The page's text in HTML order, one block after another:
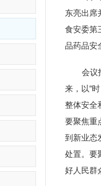
东亮出席
食安委第
品药品安
会议指
来，以“
整体安全
要聚焦重
到新业态
处置。要
好人民群